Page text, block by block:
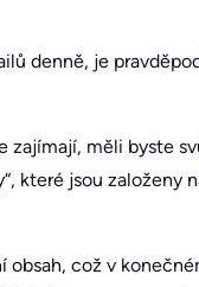
denně, je
měli byste
které jsou založeny
což v